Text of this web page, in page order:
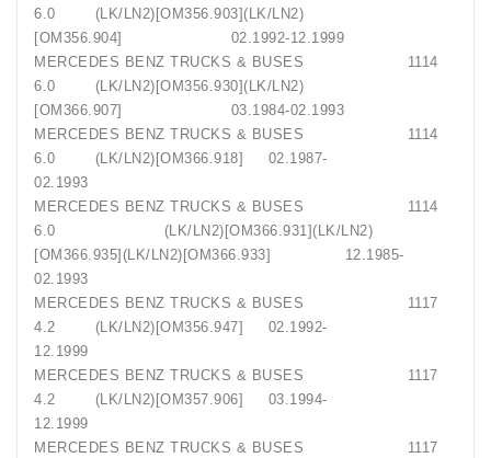
6.0 (LK/LN2)[OM356.903](LK/LN2)
[OM356.904] 02.1992-12.1999
MERCEDES BENZ TRUCKS & BUSES 1114
6.0 (LK/LN2)[OM356.930](LK/LN2)
[OM366.907] 03.1984-02.1993
MERCEDES BENZ TRUCKS & BUSES 1114
6.0 (LK/LN2)[OM366.918] 02.1987-
02.1993
MERCEDES BENZ TRUCKS & BUSES 1114
6.0 (LK/LN2)[OM366.931](LK/LN2)
[OM366.935](LK/LN2)[OM366.933] 12.1985-
02.1993
MERCEDES BENZ TRUCKS & BUSES 1117
4.2 (LK/LN2)[OM356.947] 02.1992-
12.1999
MERCEDES BENZ TRUCKS & BUSES 1117
4.2 (LK/LN2)[OM357.906] 03.1994-
12.1999
MERCEDES BENZ TRUCKS & BUSES 1117